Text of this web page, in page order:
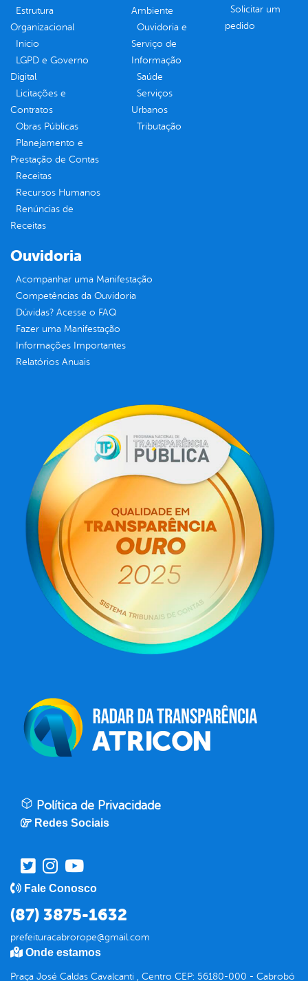
Estrutura
Organizacional
Inicio
LGPD e Governo
Digital
Licitações e
Contratos
Obras Públicas
Planejamento e
Prestação de Contas
Receitas
Recursos Humanos
Renúncias de
Receitas
Ambiente
Ouvidoria e
Serviço de
Informação
Saúde
Serviços
Urbanos
Tributação
Solicitar um
pedido
Ouvidoria
Acompanhar uma Manifestação
Competências da Ouvidoria
Dúvidas? Acesse o FAQ
Fazer uma Manifestação
Informações Importantes
Relatórios Anuais
Política de Privacidade
Redes Sociais
Fale Conosco
(87) 3875-1632
prefeituracabrorope@gmail.com
Onde estamos
Praça José Caldas Cavalcanti , Centro CEP: 56180-000 - Cabrobó